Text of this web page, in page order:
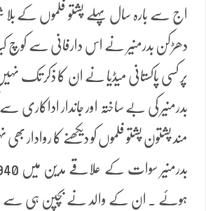
اج سے بارہ سال پہلے پشتو فلموں کے
دھڑکن بدرمنیر نے اس دارفانی سے کوچ کیا
پر کسی پاکستانی میڈیا نے ان کا ذکر تک
بدرمنیر کی بے ساختہ اور جاندار
مند پشتون پشتو فلموں کو دیکھنے کا روادار بھی
ہوئے ۔ ان کے والد نے بچپن ہی سے